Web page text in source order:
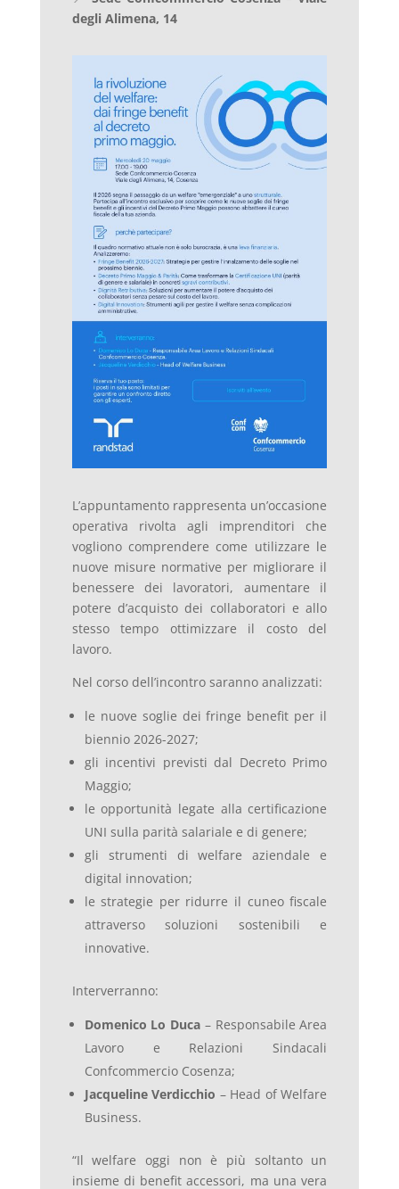
degli Alimena, 14
L’appuntamento rappresenta un’occasione
operativa rivolta agli imprenditori che
vogliono comprendere come utilizzare le
nuove misure normative per migliorare il
benessere dei lavoratori, aumentare il
potere d’acquisto dei collaboratori e allo
stesso tempo ottimizzare il costo del
lavoro.
Nel corso dell’incontro saranno analizzati:
le nuove soglie dei fringe benefit per il
biennio 2026-2027;
gli incentivi previsti dal Decreto Primo
Maggio;
le opportunità legate alla certificazione
UNI sulla parità salariale e di genere;
gli strumenti di welfare aziendale e
digital innovation;
le strategie per ridurre il cuneo fiscale
attraverso soluzioni sostenibili e
innovative.
Interverranno:
Domenico Lo Duca – Responsabile Area
Lavoro e Relazioni Sindacali
Confcommercio Cosenza;
Jacqueline Verdicchio – Head of Welfare
Business.
“Il welfare oggi non è più soltanto un
insieme di benefit accessori, ma una vera